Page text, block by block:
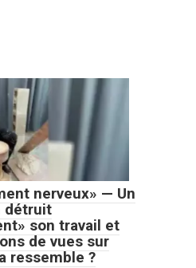
nerveux» — Un
détruit
son travail et
de vues sur
ressemble ?